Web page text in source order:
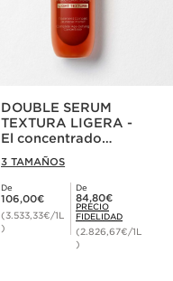
DOUBLE SERUM
TEXTURA LIGERA -
El concentrado
antiedad más
potente*
3 TAMAÑOS
De
Precio actual 106,00€
106,00€
(3.533,33€/1L
)
De
Precio Fidelidad 84,80€
84,80€
PRECIO
FIDELIDAD
(2.826,67€/1L
)